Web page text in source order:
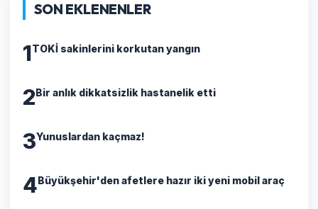
SON EKLENENLER
1TOKİ sakinlerini korkutan yangın
2Bir anlık dikkatsizlik hastanelik etti
3Yunuslardan kaçmaz!
4Büyükşehir'den afetlere hazır iki yeni mobil araç